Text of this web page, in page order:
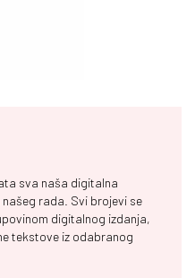
sva naša digitalna
rada. Svi brojevi se
digitalnog izdanja,
tekstove iz odabranog